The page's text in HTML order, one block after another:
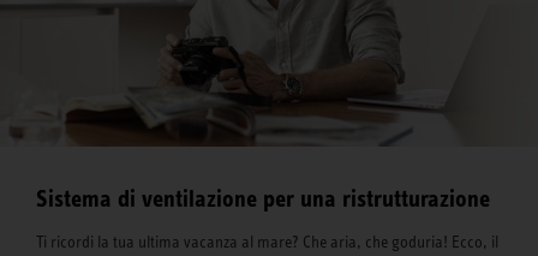
Sistema di ventilazione per una ristrutturazione
Ti ricordi la tua ultima vacanza al mare? Che aria, che goduria! Ecco, il